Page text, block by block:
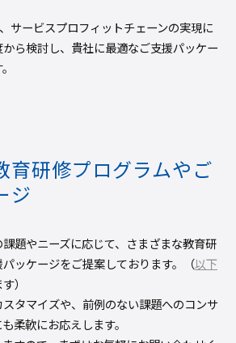
ービスプロフィットチェーンの実現に
ら検討し、貴社に最適なご支援パッケー
育研修プログラムやご
ジ
題やニーズに応じて、さまざまな教育研
ッケージをご提案しております。（以下
）
タマイズや、前例のない課題へのコンサ
柔軟にお応えします。